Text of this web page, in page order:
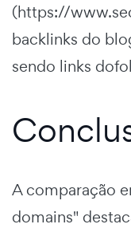
(https://
backlinks do
sendo links
A comparação
domains"